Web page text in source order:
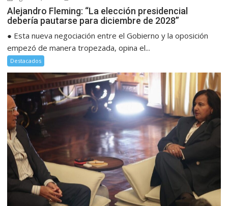
Alejandro Fleming: “La elección presidencial
debería pautarse para diciembre de 2028”
● Esta nueva negociación entre el Gobierno y la oposición
empezó de manera tropezada, opina el...
Destacados